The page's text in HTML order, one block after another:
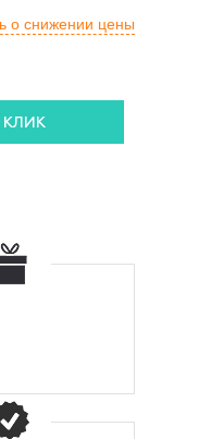
о снижении цены